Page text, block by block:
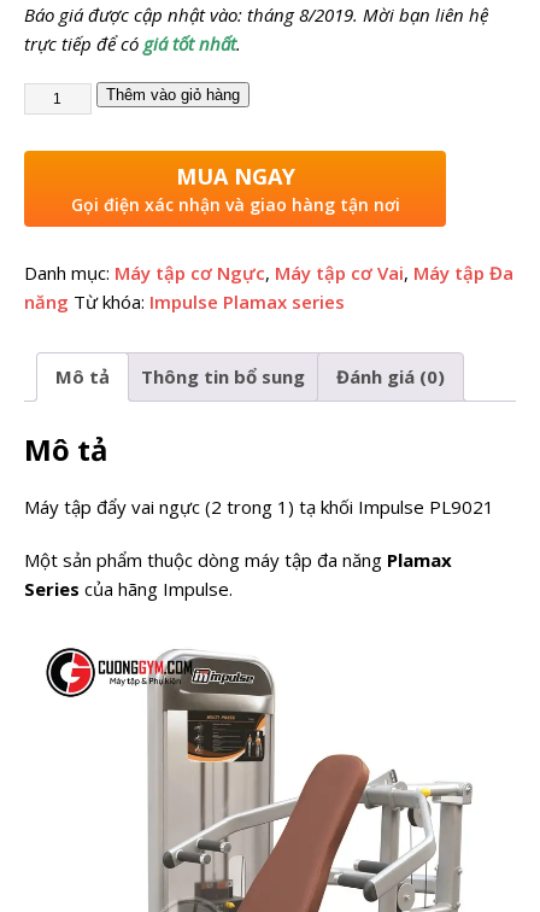
Báo giá được cập nhật vào: tháng 8/2019. Mời bạn liên hệ
trực tiếp để có giá tốt nhất.
Thêm vào giỏ hàng
MUA NGAY
Gọi điện xác nhận và giao hàng tận nơi
Danh mục: Máy tập cơ Ngực, Máy tập cơ Vai, Máy tập Đa
năng Từ khóa: Impulse Plamax series
Mô tả Thông tin bổ sung Đánh giá (0)
Mô tả
Máy tập đẩy vai ngực (2 trong 1) tạ khối Impulse PL9021
Một sản phẩm thuộc dòng máy tập đa năng Plamax
Series của hãng Impulse.